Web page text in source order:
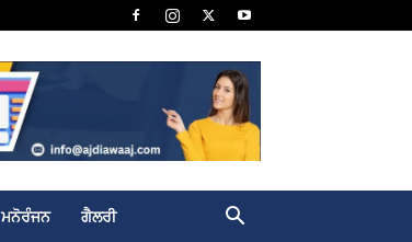
ਮਨੋਰੰਜਨ ਗੈਲਰੀ